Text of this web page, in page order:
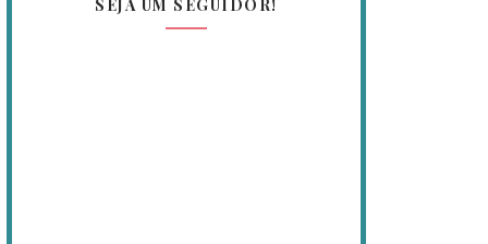
SEJA UM SEGUIDOR!